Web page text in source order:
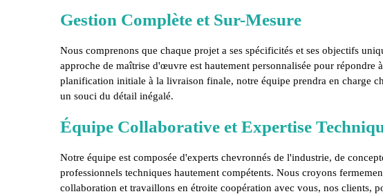
Gestion Complète et Sur-Mesure
Nous comprenons que chaque projet a ses spécificités et ses objectifs
approche de maîtrise d'œuvre est hautement personnalisée pour répondre
planification initiale à la livraison finale, notre équipe prendra en charge
un souci du détail inégalé.
Équipe Collaborative et Expertise
Notre équipe est composée d'experts chevronnés de l'industrie, de
professionnels techniques hautement compétents. Nous croyons
collaboration et travaillons en étroite coopération avec vous, nos clients,